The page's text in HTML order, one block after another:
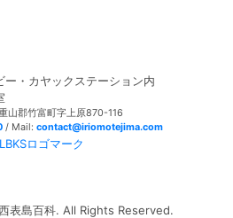
ー・カヤックステーション内
山郡竹富町字上原870-116
/ Mail: contact@iriomotejima.com
表島百科. All Rights Reserved.